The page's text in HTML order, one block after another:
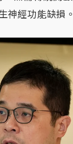
神經功能缺損。